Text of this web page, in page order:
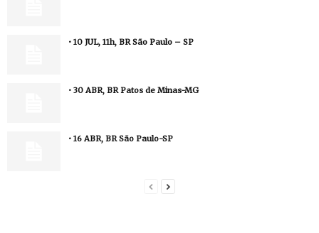
• 10 JUL, 11h, BR São Paulo – SP
• 30 ABR, BR Patos de Minas-MG
• 16 ABR, BR São Paulo-SP